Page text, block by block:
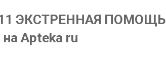
ЭКСТРЕННАЯ ПОМОЩЬ
Apteka ru